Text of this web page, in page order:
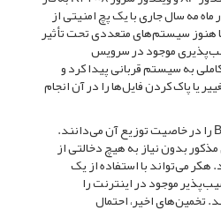
مه سال جاری با یک پچ امنیتی از
هنوز سیستم‌‌های متعددی تحت تأثیر
موجود در سرویس
به سیستم قربانی پیدا کرد و
یا پاک کردن فایل‌ها را در آن انجام
کارشناسان خطر اصلی BlueKeep را در خاصیت توزیع آن می‌دانند.
بدون نیاز به هیچ دخالتی از
هکر می‌تواند با استفاده از یک
موجود در اینترنت را
تخمین‌های اخیر، احتمال